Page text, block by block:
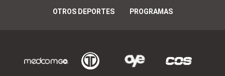
OTROS DEPORTES PROGRAMAS